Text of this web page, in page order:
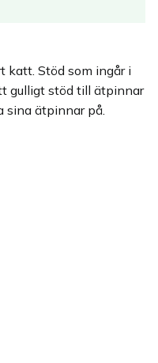
katt. Stöd som ingår i
gulligt stöd till ätpinnar
sina ätpinnar på.